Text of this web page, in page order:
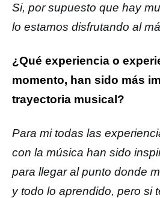
Si, por supuesto que hay
lo estamos disfrutando al
¿Qué experiencia o
momento, han sido más
trayectoria musical?
Para mi todas las
con la música han sido
para llegar al punto donde
y todo lo aprendido, pero si